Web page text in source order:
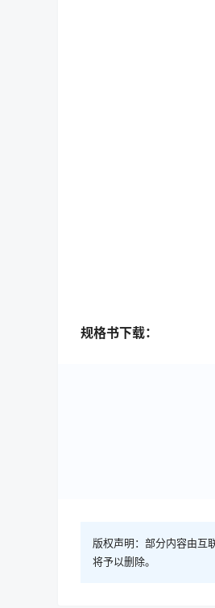
规格书下载：
版权声明：部分内容由互
将予以删除。